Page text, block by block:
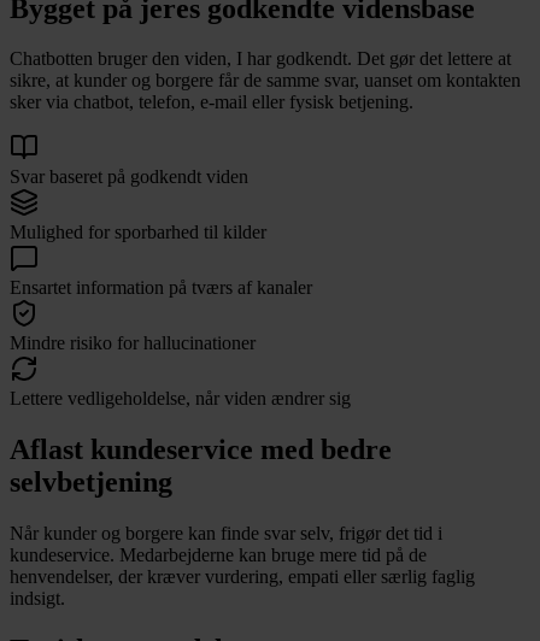
Bygget på jeres godkendte vidensbase
Chatbotten bruger den viden, I har godkendt. Det gør det lettere at
sikre, at kunder og borgere får de samme svar, uanset om kontakten
sker via chatbot, telefon, e-mail eller fysisk betjening.
Svar baseret på godkendt viden
Mulighed for sporbarhed til kilder
Ensartet information på tværs af kanaler
Mindre risiko for hallucinationer
Lettere vedligeholdelse, når viden ændrer sig
Aflast kundeservice med bedre
selvbetjening
Når kunder og borgere kan finde svar selv, frigør det tid i
kundeservice. Medarbejderne kan bruge mere tid på de
henvendelser, der kræver vurdering, empati eller særlig faglig
indsigt.